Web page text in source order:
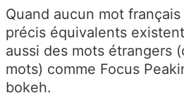
Quand aucun mot
précis équivalents
aussi des mots étrangers
mots) comme Focus
bokeh.